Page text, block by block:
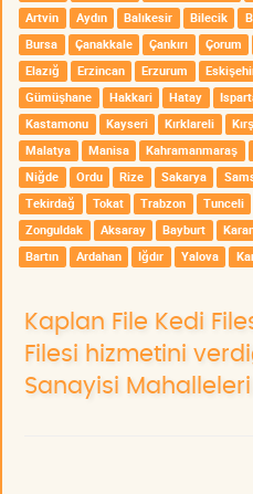
Artvin
Aydın Balıkesir Bilecik
Bursa
Çanakkale Çankırı Çorum
Elazığ
Erzincan Erzurum
Gümüşhane
Hakkari Hatay
Kastamonu
Kayseri Kırklareli
Malatya
Manisa Kahramanmaraş
Niğde
Ordu Rize Sakarya
Tekirdağ
Tokat Trabzon Tunceli
Zonguldak
Aksaray Bayburt
Bartın
Ardahan Iğdır Yalova
Kaplan File Kedi
Filesi hizmetini
Sanayisi Mahalleleri